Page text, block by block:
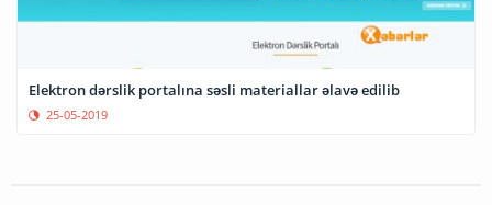
Elektron dərslik portalına səsli materiallar əlavə edilib
25-05-2019